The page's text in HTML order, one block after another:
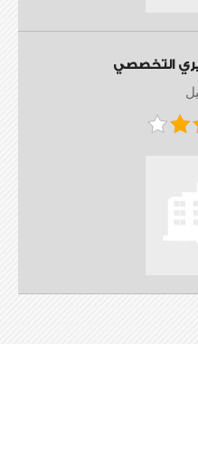
التخصصي